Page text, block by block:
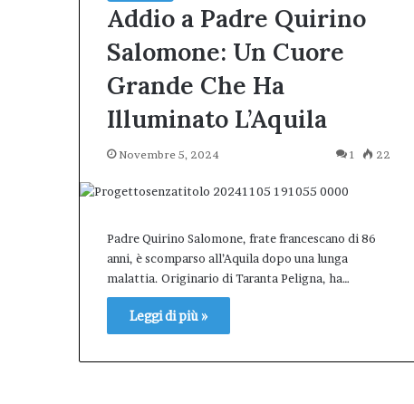
Addio a Padre Quirino
Salomone: Un Cuore
Grande Che Ha
Illuminato L’Aquila
Novembre 5, 2024 1 22
Padre Quirino Salomone, frate francescano di 86
anni, è scomparso all’Aquila dopo una lunga
malattia. Originario di Taranta Peligna, ha…
Leggi di più »